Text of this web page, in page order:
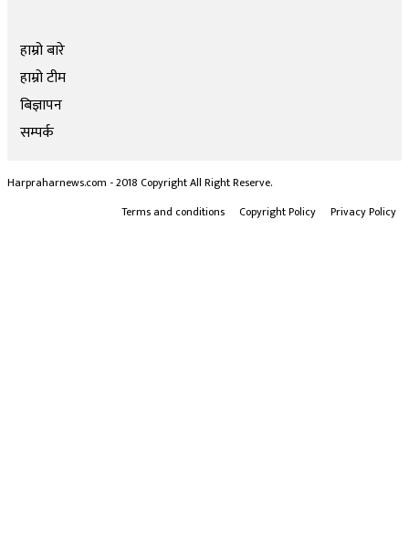
हाम्रो बारे
हाम्रो टीम
बिज्ञापन
सम्पर्क
Harpraharnews.com - 2018 Copyright All Right Reserve.
Terms and conditions
Copyright Policy Privacy Policy